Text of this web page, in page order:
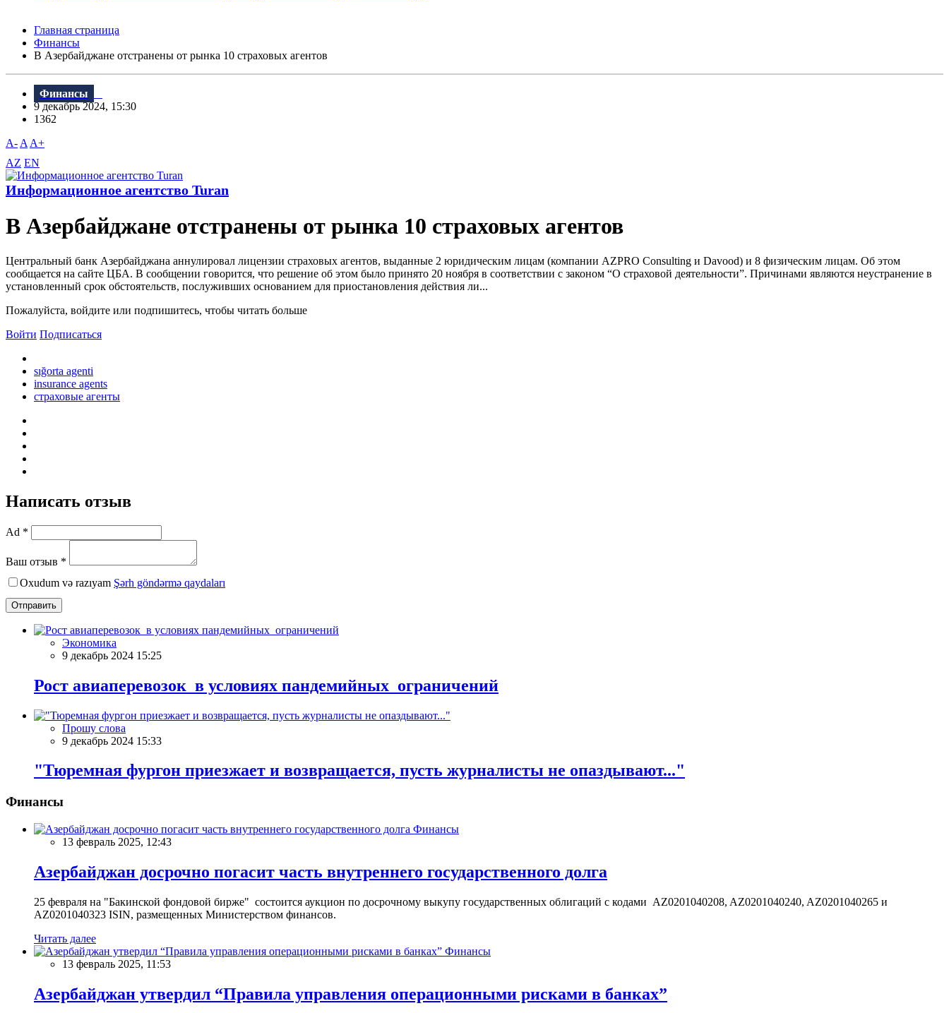
Главная страница
Финансы
В Азербайджане отстранены от рынка 10 страховых агентов
Финансы
9 декабрь 2024, 15:30
1362
A- A A+
AZ EN
Информационное агентство Turan
В Азербайджане отстранены от рынка 10 страховых агентов
Центральный банк Азербайджана аннулировал лицензии страховых агентов, выданные 2 юридическим лицам (компании AZPRO Consulting и Davoоd) и 8 физическим лицам. Об этом
сообщается на сайте ЦБА. В сообщении говорится, что решение об этом было принято 20 ноября в соответствии с законом “О страховой деятельности”. Причинами являются неустранение в
установленный срок обстоятельств, послуживших основанием для приостановления действия ли...
Пожалуйста, войдите или подпишитесь, чтобы читать больше
Войти Подписаться
sığorta agenti
insurance agents
страховые агенты
Написать отзыв
Ad *
Ваш отзыв *
Oxudum və razıyam Şərh göndərmə qaydaları
Отправить
Экономика
9 декабрь 2024 15:25
Рост авиаперевозок в условиях пандемийных ограничений
Прошу слова
9 декабрь 2024 15:33
"Тюремная фургон приезжает и возвращается, пусть журналисты не опаздывают..."
Финансы
Финансы
13 февраль 2025, 12:43
Азербайджан досрочно погасит часть внутреннего государственного долга
25 февраля на "Бакинской фондовой бирже" состоится аукцион по досрочному выкупу государственных облигаций с кодами AZ0201040208, AZ0201040240, AZ0201040265 и
AZ0201040323 ISIN, размещенных Министерством финансов.
Читать далее
Финансы
13 февраль 2025, 11:53
Азербайджан утвердил “Правила управления операционными рисками в банках”